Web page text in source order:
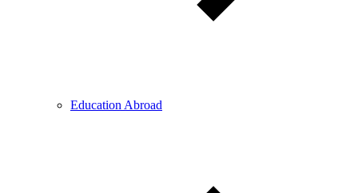
Education Abroad